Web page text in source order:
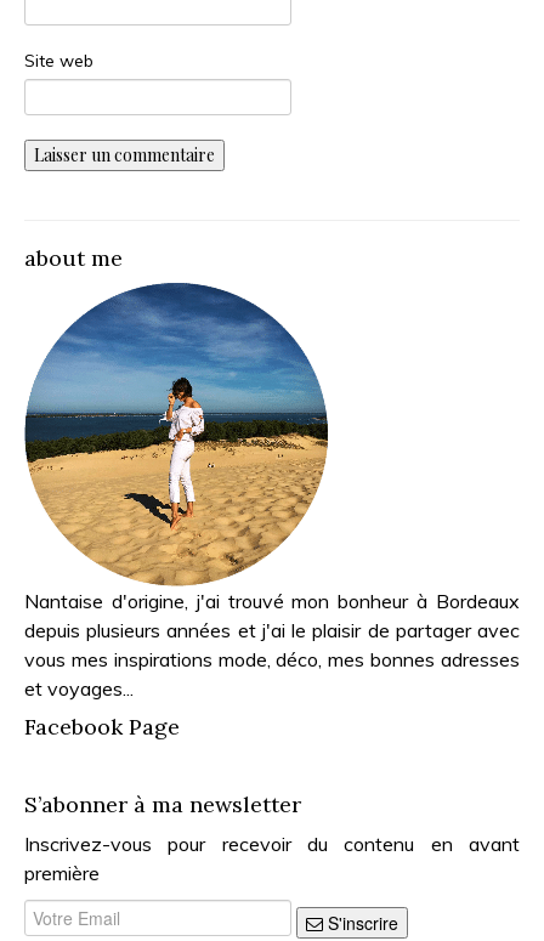
Site web
about me
Nantaise d'origine, j'ai trouvé mon bonheur à Bordeaux
depuis plusieurs années et j'ai le plaisir de partager avec
vous mes inspirations mode, déco, mes bonnes adresses
et voyages...
Facebook Page
S’abonner à ma newsletter
Inscrivez-vous pour recevoir du contenu en avant
première
S'inscrire